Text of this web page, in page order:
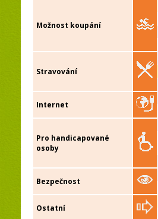
Možnost koupání
Stravování
Internet
Pro handicapované
osoby
Bezpečnost
Ostatní